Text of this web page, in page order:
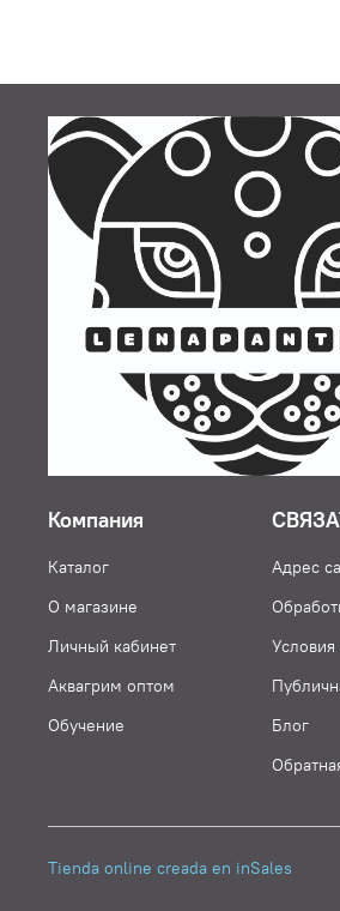
Компания
Каталог
О магазине
Личный кабинет
Аквагрим оптом
Обучение
Адрес
Условия
Блог
Tienda online creada en inSales